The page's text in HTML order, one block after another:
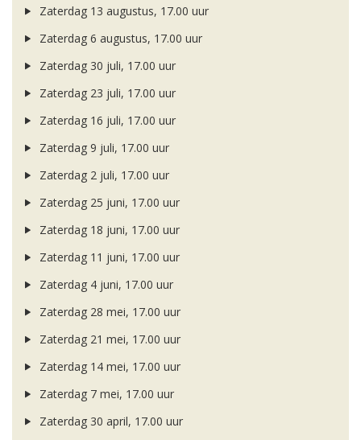
Zaterdag 13 augustus, 17.00 uur
Zaterdag 6 augustus, 17.00 uur
Zaterdag 30 juli, 17.00 uur
Zaterdag 23 juli, 17.00 uur
Zaterdag 16 juli, 17.00 uur
Zaterdag 9 juli, 17.00 uur
Zaterdag 2 juli, 17.00 uur
Zaterdag 25 juni, 17.00 uur
Zaterdag 18 juni, 17.00 uur
Zaterdag 11 juni, 17.00 uur
Zaterdag 4 juni, 17.00 uur
Zaterdag 28 mei, 17.00 uur
Zaterdag 21 mei, 17.00 uur
Zaterdag 14 mei, 17.00 uur
Zaterdag 7 mei, 17.00 uur
Zaterdag 30 april, 17.00 uur